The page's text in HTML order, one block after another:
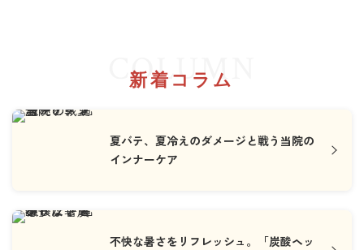
新着コラム
COLUMN
夏バテ、夏冷えのダメージと戦う当院の
インナーケア
不快な暑さをリフレッシュ。「炭酸ヘッ